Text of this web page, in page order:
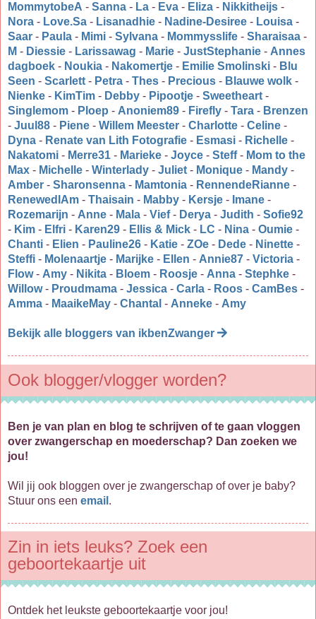
MommytobeA - Sanna - La - Eva - Eliza - Nikkitheijs -
Nora - Love.Sa - Lisanadhie - Nadine-Desiree - Louisa -
Saar - Paula - Mimi - Sylvana - Mommysslife - Sharaisaa -
M - Diessie - Larissawag - Marie - JustStephanie - Annes
dagboek - Noukia - Nakomertje - Emilie Smolinski - Blu
Seen - Scarlett - Petra - Thes - Precious - Blauwe wolk -
Nienke - KimTim - Debby - Pipootje - Sweetheart -
Singlemom - Ploep - Anoniem89 - Firefly - Tara - Brenzen
- Juul88 - Piene - Willem Meester - Charlotte - Celine -
Dyna - Renate van Lith Fotografie - Esmasi - Richelle -
Nakatomi - Merre31 - Marieke - Joyce - Steff- Mom to the
Max - Michelle - Winterlady - Juliet - Monique - Mandy -
Amber - Sharonsenna - Mamtonia - RennendeRianne -
RenewedIAm - Thaisain - Mabby - Kersje - Imane -
Rozemarijn - Anne - Mala - Vief- Derya - Judith - Sofie92
- Kim - Elfri - Karen29 - Ellis & Mick - LC - Nina - Oumie -
Chanti - Elien - Pauline26 - Katie - ZOe - Dede - Ninette -
Steffi - Molenaartje - Marijke - Ellen - Annie87 - Victoria -
Flow- Amy - Nikita - Bloem - Roosje - Anna - Stephke -
Willow- Proudmama - Jessica - Carla - Roos - CamBes -
Amma - MaaikeMay - Chantal - Anneke - Amy
Bekijk alle bloggers van ikbenZwanger
Ook blogger/vlogger worden?
Ben je van plan en blog te schrijven of te gaan vloggen
over zwangerschap en moederschap? Dan zoeken we
jou!
Wil jij ook bloggen over je zwangerschap of over je baby?
Stuur ons een email .
Zin in iets leuks? Zoek een
geboortekaartje uit
Ontdek het leukste geboortekaartje voor jou!